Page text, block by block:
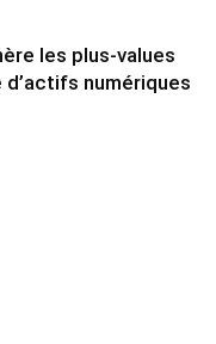
les plus-values
numériques